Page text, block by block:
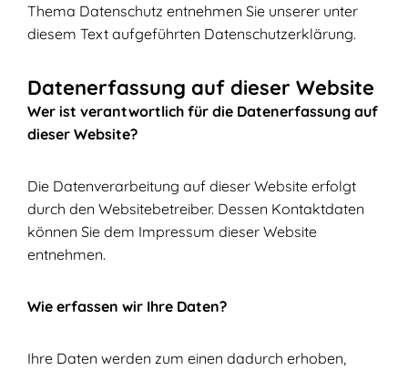
Thema Datenschutz entnehmen Sie unserer unter
diesem Text aufgeführten Datenschutzerklärung.
Datenerfassung auf dieser Website
Wer ist verantwortlich für die Datenerfassung auf
dieser Website?
Die Datenverarbeitung auf dieser Website erfolgt
durch den Websitebetreiber. Dessen Kontaktdaten
können Sie dem Impressum dieser Website
entnehmen.
Wie erfassen wir Ihre Daten?
Ihre Daten werden zum einen dadurch erhoben,